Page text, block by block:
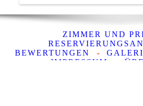
ZIMMER UND
BEWERTUNGEN
-
IMPRESSUM